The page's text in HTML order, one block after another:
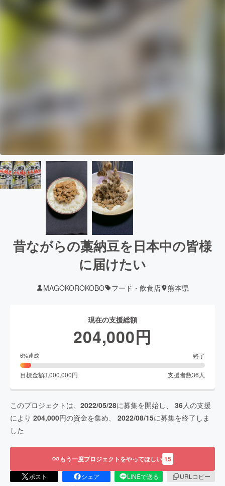
昔ながらの藁納豆を日本中の皆様
に届けたい
MAGOKOROKOBO フード・飲食店 熊本県
現在の支援総額
204,000円
6%達成 終了
目標金額3,000,000円 支援者数36 人
このプロジェクトは、 2022/05/28に募集を開始し、 36人の支援
により 204,000円の資金を集め、 2022/08/15に募集を終了しま
した
もう一度プロジェクトをやってほしい 15
ポスト シェア LINEで送る
URLコピー